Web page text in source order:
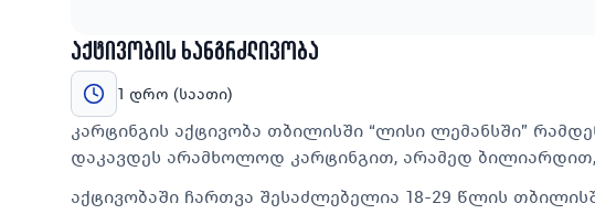
აქტივობის ხანგრძლივობა
1 დრო (საათი)
კარტინგის აქტივობა თბილისში “ლისი ლემანსში”
დაკავდეს არამხოლოდ კარტინგით, არამედ
აქტივობაში ჩართვა შესაძლებელია 18-29 წლის